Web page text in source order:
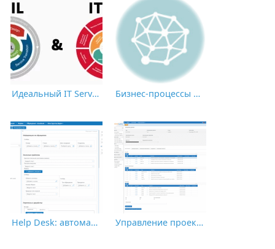
Идеальный IT Service Management Бизнес-процессы отдела продаж
Help Desk: автоматизация службы поддержки и лучшие практики Управление проектами в BPM-системе и его специфика